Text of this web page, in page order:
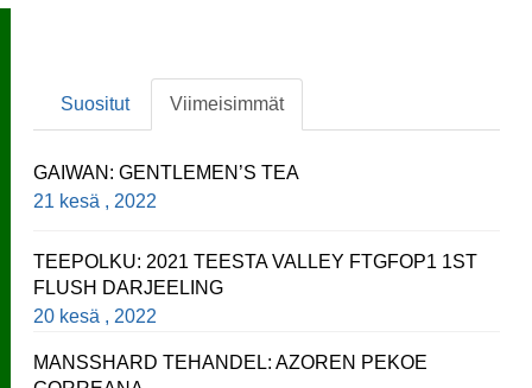
Suositut Viimeisimmät
GAIWAN: GENTLEMEN’S TEA
21 kesä , 2022
TEEPOLKU: 2021 TEESTA VALLEY FTGFOP1 1ST
FLUSH DARJEELING
20 kesä , 2022
MANSSHARD TEHANDEL: AZOREN PEKOE